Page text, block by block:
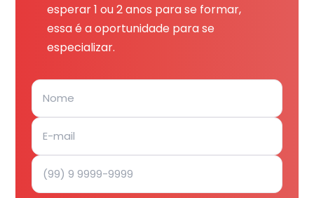
esperar 1 ou 2 anos para se formar,
essa é a oportunidade para se
especializar.